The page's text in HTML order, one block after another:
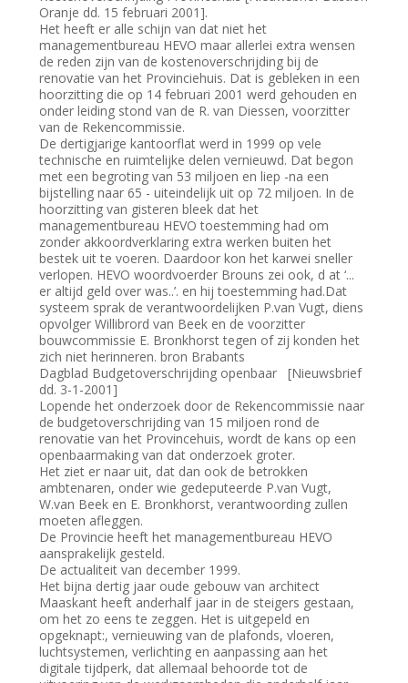
Oranje dd. 15 februari 2001].
Het heeft er alle schijn van dat niet het
managementbureau HEVO maar allerlei extra wensen
de reden zijn van de kostenoverschrijding bij de
renovatie van het Provinciehuis. Dat is gebleken in een
hoorzitting die op 14 februari 2001 werd gehouden en
onder leiding stond van de R. van Diessen, voorzitter
van de Rekencommissie.
De dertigjarige kantoorflat werd in 1999 op vele
technische en ruimtelijke delen vernieuwd. Dat begon
met een begroting van 53 miljoen en liep -na een
bijstelling naar 65 - uiteindelijk uit op 72 miljoen. In de
hoorzitting van gisteren bleek dat het
managementbureau HEVO toestemming had om
zonder akkoordverklaring extra werken buiten het
bestek uit te voeren. Daardoor kon het karwei sneller
verlopen. HEVO woordvoerder Brouns zei ook, d at ‘...
er altijd geld over was..’. en hij toestemming had.Dat
systeem sprak de verantwoordelijken P.van Vugt, diens
opvolger Willibrord van Beek en de voorzitter
bouwcommissie E. Bronkhorst tegen of zij konden het
zich niet herinneren. bron Brabants
Dagblad Budgetoverschrijding openbaar [Nieuwsbrief
dd. 3-1-2001]
Lopende het onderzoek door de Rekencommissie naar
de budgetoverschrijding van 15 miljoen rond de
renovatie van het Provincehuis, wordt de kans op een
openbaarmaking van dat onderzoek groter.
Het ziet er naar uit, dat dan ook de betrokken
ambtenaren, onder wie gedeputeerde P.van Vugt,
W.van Beek en E. Bronkhorst, verantwoording zullen
moeten afleggen.
De Provincie heeft het managementbureau HEVO
aansprakelijk gesteld.
De actualiteit van december 1999.
Het bijna dertig jaar oude gebouw van architect
Maaskant heeft anderhalf jaar in de steigers gestaan,
om het zo eens te zeggen. Het is uitgepeld en
opgeknapt:, vernieuwing van de plafonds, vloeren,
luchtsystemen, verlichting en aanpassing aan het
digitale tijdperk, dat allemaal behoorde tot de